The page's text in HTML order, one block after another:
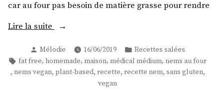
car au four pas besoin de matière grasse pour rendre
Lire la suite
« Petits
verts
! »
Publié
par
Mélodie 16/06/2019
Publié
dans
Recettes salées
Étiquettes :
fat free, homemade, maison, médical médium, nems au four
, nems vegan, plant-based, recette, recette nem, sans gluten,
vegan